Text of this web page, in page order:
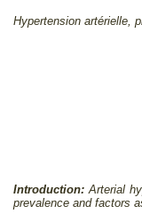
Hypertension artérielle,
Introduction: Arterial
prevalence and factors